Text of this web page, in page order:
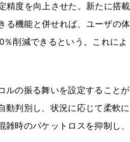
精度を向上させた。新たに搭
る機能と併せれば、ユーザの
削減できるという。これによ
ルの振る舞いを設定すること
動判別し、状況に応じて柔軟に
雑時のパケットロスを抑制し